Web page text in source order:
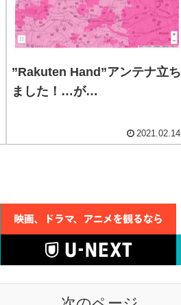
”Rakuten Hand”アンテナ立ち
ました！…が…
2021.02.14